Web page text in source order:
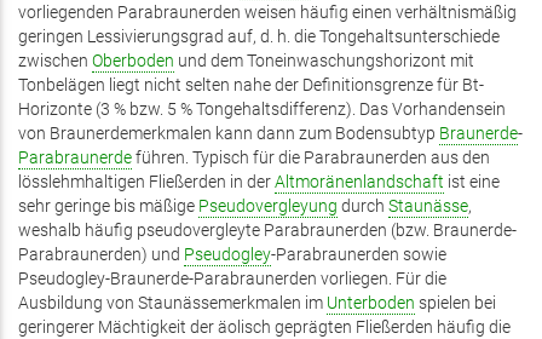
vorliegenden Parabraunerden weisen häufig einen verhältnismäßig
geringen Lessivierungsgrad auf, d. h. die Tongehaltsunterschiede
zwischen Oberboden und dem Toneinwaschungshorizont mit
Tonbelägen liegt nicht selten nahe der Definitionsgrenze für Bt-
Horizonte (3 % bzw. 5 % Tongehaltsdifferenz). Das Vorhandensein
von Braunerdemerkmalen kann dann zum Bodensubtyp Braunerde-
Parabraunerdeführen. Typisch für die Parabraunerden aus den
lösslehmhaltigen Fließerden in derAltmoränenlandschaft ist eine
sehr geringe bis mäßige Pseudovergleyung durch Staunässe,
weshalb häufig pseudovergleyte Parabraunerden (bzw. Braunerde-
Parabraunerden) und Pseudogley-Parabraunerden sowie
Pseudogley-Braunerde-Parabraunerden vorliegen. Für die
Ausbildung von Staunässemerkmalen im Unterboden spielen bei
geringerer Mächtigkeit der äolisch geprägten Fließerden häufig die